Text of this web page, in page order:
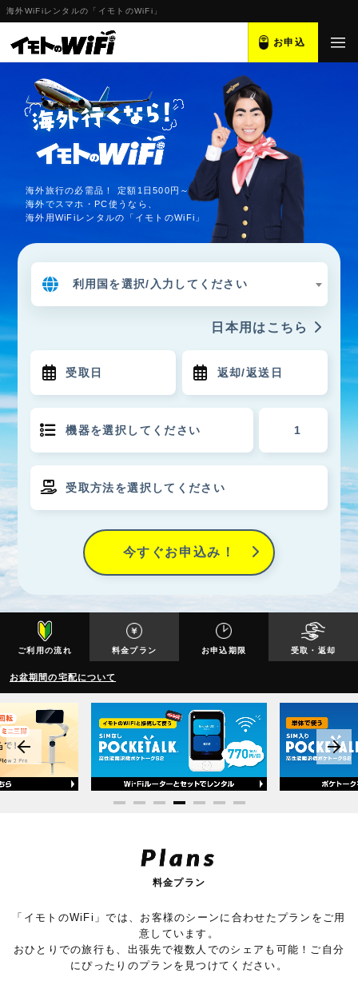
海外WiFiレンタルの「イモトのWiFi」
お申込
海外旅行の必需品！ 定額1日500円～
海外でスマホ・PC使うなら、
海外用WiFiレンタルの「イモトのWiFi」
利用国を選択/入力してください
日本用はこちら
今すぐお申込み！
ご利用の流れ 料金プラン お申込期限 受取・返却
お盆期間の宅配について
Plans
料金プラン
「イモトのWiFi」では、お客様のシーンに合わせたプランをご用
意しています。
おひとりでの旅行も、出張先で複数人でのシェアも可能！ご自分
にぴったりのプランを見つけてください。